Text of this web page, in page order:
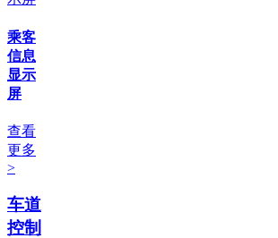
乘客
信息
显示
屏
查看
更多
>
车道
控制